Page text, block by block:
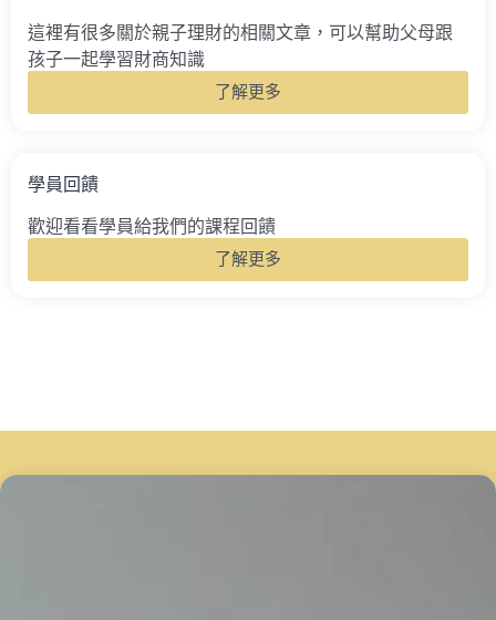
這裡有很多關於親子理財的相關文章，可以幫助父母跟
孩子一起學習財商知識
了解更多
學員回饋
歡迎看看學員給我們的課程回饋
了解更多